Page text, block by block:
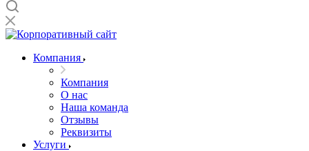
Компания
Компания
О нас
Наша команда
Отзывы
Реквизиты
Услуги